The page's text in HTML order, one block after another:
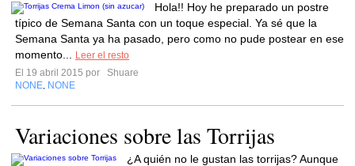
Hola!! Hoy he preparado un postre
típico de Semana Santa con un toque especial. Ya sé que la
Semana Santa ya ha pasado, pero como no pude postear en ese
momento...
Leer el resto
El 19 abril 2015 por
Shuare
NONE NONE
Variaciones sobre las Torrijas
¿A quién no le gustan las torrijas? Aunque